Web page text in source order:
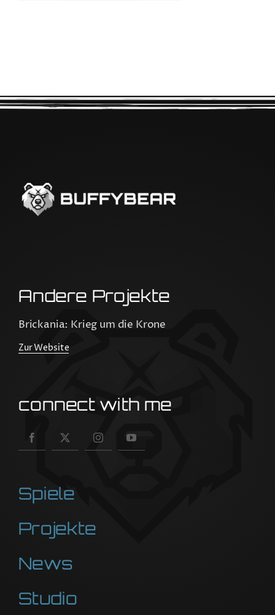
Andere Projekte
Brickania: Krieg um die Krone
Zur Website
connect with me
Spiele
Projekte
News
Studio